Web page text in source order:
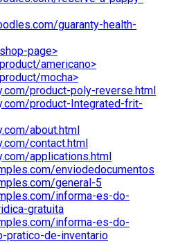
guaranty-health-
page>
americano>
mocha>
product-poly-reverse.html
product-Integrated-frit-
about.html
contact.html
applications.html
enviodedocumentos
general-5
informa-es-do-
gratuita
informa-es-do-
pratico-de-inventario